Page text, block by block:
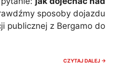
sposoby dojazdu
publicznej z Bergamo do
CZYTAJ DALEJ →